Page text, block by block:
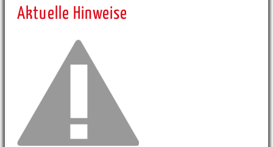
Aktuelle Hinweise